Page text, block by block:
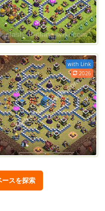
with Link
2026
スを探索